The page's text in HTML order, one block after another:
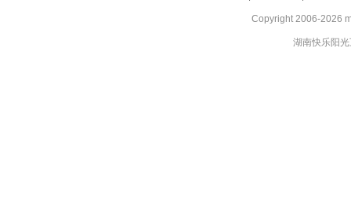
Copyright 2006-2026
湖南快乐阳